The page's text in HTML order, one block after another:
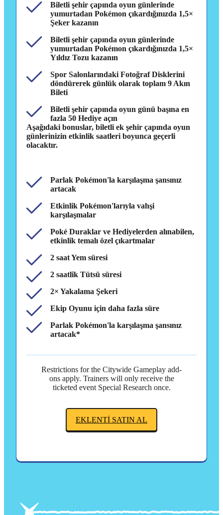
Biletli şehir çapında oyun günlerinde
yumurtadan Pokémon çıkardığınızda 1,5×
Şeker kazanın
Biletli şehir çapında oyun günlerinde
yumurtadan Pokémon çıkardığınızda 1,5×
Yıldız Tozu kazanın
Spor Salonlarındaki Fotoğraf Disklerini
döndürerek günlük olarak toplam 9 Akın
Bileti
Biletli şehir çapında oyun günü başına en
fazla 50 Hediye açın
Aşağıdaki bonuslar, biletli ek şehir çapında oyun
günlerinizin etkinlik saatleri boyunca geçerli
olacaktır.
Parlak Pokémon'la karşılaşma şansınız
artacak
Etkinlik Pokémon'larıyla vahşi
karşılaşmalar
Poké Duraklar ve Hediyelerden alınabilen,
etkinlik temalı özel çıkartmalar
2 saat Yem süresi
2 saatlik Tütsü süresi
2× Yakalama Şekeri
Ekip Oyunu için daha fazla süre
Parlak Pokémon'la karşılaşma şansınız
artacak*
Restrictions for the Citywide Gameplay add-
ons apply. Trainers will only receive the
ticketed event Special Research once.
EKLENTİ SATIN AL